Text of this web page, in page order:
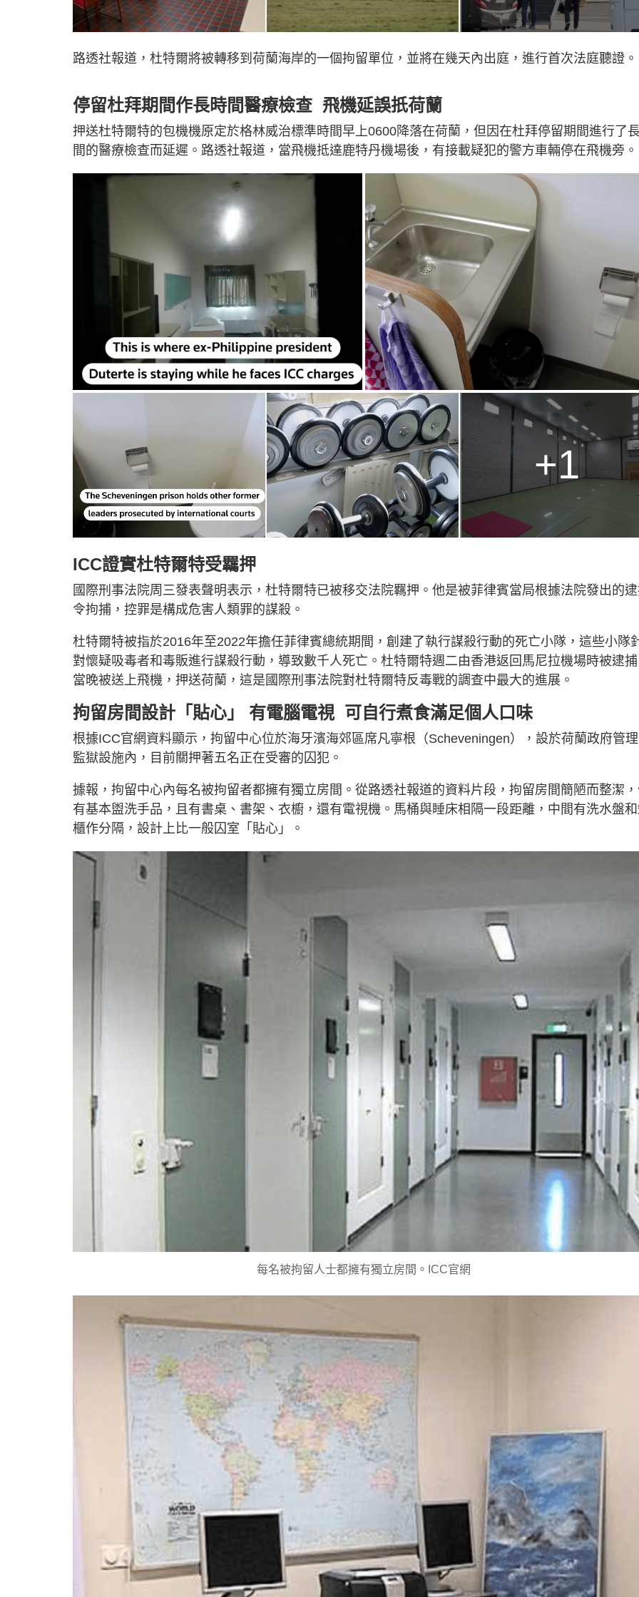
路透社報道，杜特爾將被轉移到荷蘭海岸的一個拘留單位，並將在幾天內出庭，進行首次法庭聽證。
停留杜拜期間作長時間醫療檢查 飛機延誤扺荷蘭
押送杜特爾特的包機機原定於格林威治標準時間早上0600降落在荷蘭，但因在杜拜停留期間進行了
間的醫療檢查而延遲。路透社報道，當飛機抵達鹿特丹機場後，有接載疑犯的警方車輛停在飛機旁。
+1
ICC證實杜特爾特受羈押
國際刑事法院周三發表聲明表示，杜特爾特已被移交法院羈押。他是被菲律賓當局根據法院發出的
令拘捕，控罪是構成危害人類罪的謀殺。
杜特爾特被指於2016年至2022年擔任菲律賓總統期間，創建了執行謀殺行動的死亡小隊，這些小隊
對懷疑吸毒者和毒販進行謀殺行動，導致數千人死亡。杜特爾特週二由香港返回馬尼拉機場時被逮
當晚被送上飛機，押送荷蘭，這是國際刑事法院對杜特爾特反毒戰的調查中最大的進展。
拘留房間設計「貼心」 有電腦電視 可自行煮食滿足個人口味
根據ICC官網資料顯示，拘留中心位於海牙濱海郊區席凡寧根（Scheveningen），設於荷蘭政府管
監獄設施內，目前關押著五名正在受審的囚犯。
據報，拘留中心內每名被拘留者都擁有獨立房間。從路透社報道的資料片段，拘留房間簡陋而整潔
有基本盥洗手品，且有書桌、書架、衣櫥，還有電視機。馬桶與睡床相隔一段距離，中間有洗水盤
櫃作分隔，設計上比一般囚室「貼心」。
每名被拘留人士都擁有獨立房間。ICC官網